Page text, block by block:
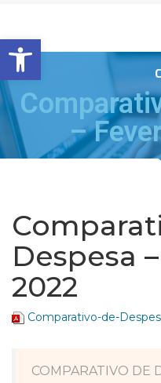
Barra de Ferramentas Aberta
–
Despesa
2022
Comparativo-de-
COMPARATIVO DE